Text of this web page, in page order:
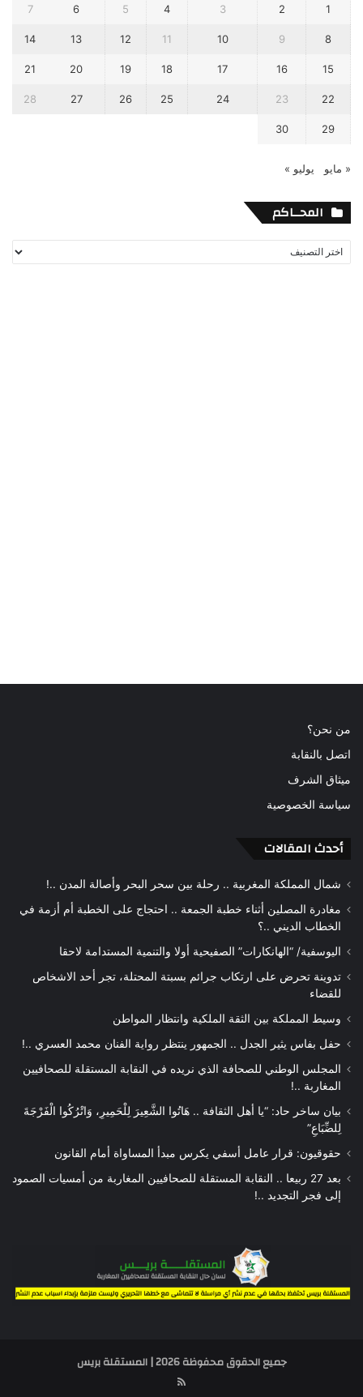
1
2
3
4
5
6
7
8
9
10
11
12
13
14
15
16
17
18
19
20
21
22
23
24
25
26
27
28
29
30
« مايو يوليو »
المحــاكم
المحــاكم
من نحن؟
اتصل بالنقابة
ميثاق الشرف
سياسة الخصوصية
أحدث المقالات
شمال المملكة المغربية .. رحلة بين سحر البحر وأصالة المدن ..!
مغادرة المصلين أثناء خطبة الجمعة .. احتجاج على الخطبة أم أزمة في
الخطاب الديني ..؟
اليوسفية/ “الهانكارات” الصفيحية أولا والتنمية المستدامة لاحقا
تدوينة تحرض على ارتكاب جرائم بسبتة المحتلة، تجر أحد الاشخاص
للقضاء
وسيط المملكة بين الثقة الملكية وانتظار المواطن
حفل بفاس يثير الجدل .. الجمهور ينتظر رواية الفنان محمد العسري ..!
المجلس الوطني للصحافة الذي نريده في النقابة المستقلة للصحافيين
المغاربة ..!
بيان ساخر حاد: “يا أهل الثقافة .. هَاتُوا الشَّعِيرَ لِلْحَمِيرِ، وَاتْرُكُوا الْفَرْجَةَ
لِلضِّبَاعِ”
حقوقيون: قرار عامل أسفي يكرس مبدأ المساواة أمام القانون
بعد 27 ربيعا .. النقابة المستقلة للصحافيين المغاربة من أمسيات الصمود
إلى فجر التجديد ..!
جميع الحقوق محفوظة 2026 | المستقلة بريس
RSS